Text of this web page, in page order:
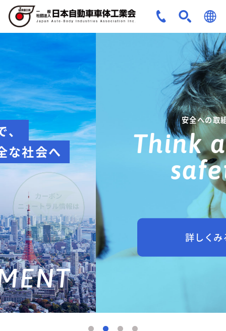
JPN
ENG
安全への取組み
Think about
safety
詳しくみる